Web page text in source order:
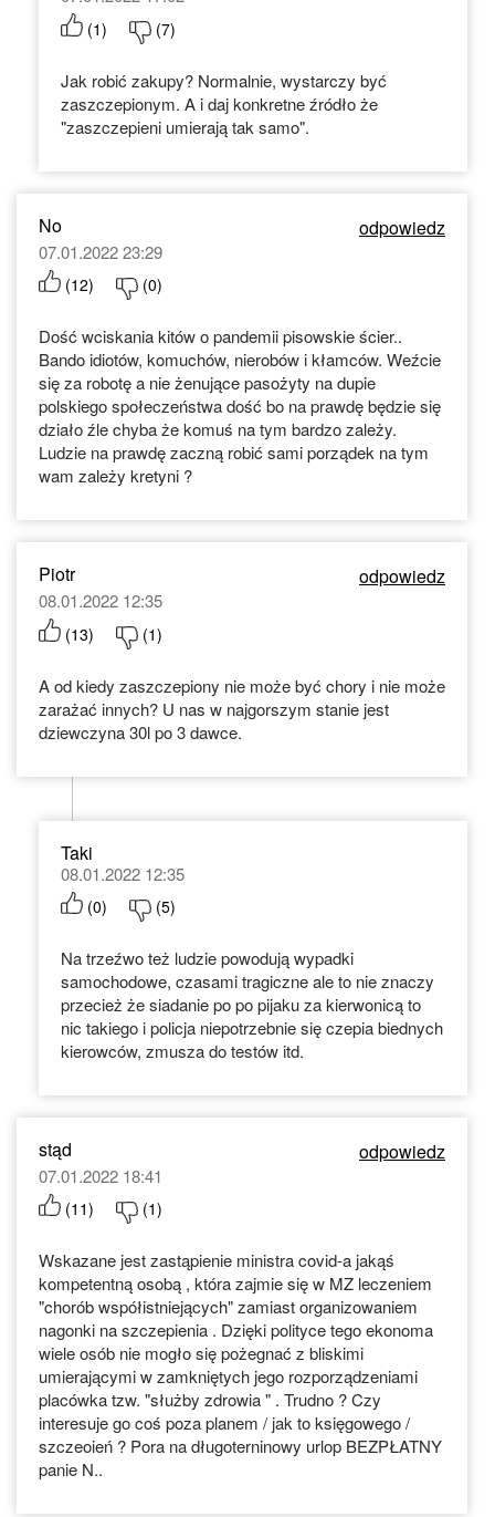
(1) (7)
Jak robić zakupy? Normalnie, wystarczy być
zaszczepionym. A i daj konkretne źródło że
"zaszczepieni umierają tak samo".
No odpowiedz
07.01.2022 23:29
(12) (0)
Dość wciskania kitów o pandemii pisowskie ścier..
Bando idiotów, komuchów, nierobów i kłamców. Weźcie
się za robotę a nie żenujące pasożyty na dupie
polskiego społeczeństwa dość bo na prawdę będzie się
działo źle chyba że komuś na tym bardzo zależy.
Ludzie na prawdę zaczną robić sami porządek na tym
wam zależy kretyni ?
Piotr odpowiedz
08.01.2022 12:35
(13) (1)
A od kiedy zaszczepiony nie może być chory i nie może
zarażać innych? U nas w najgorszym stanie jest
dziewczyna 30l po 3 dawce.
Taki
08.01.2022 12:35
(0) (5)
Na trzeźwo też ludzie powodują wypadki
samochodowe, czasami tragiczne ale to nie znaczy
przecież że siadanie po po pijaku za kierwonicą to
nic takiego i policja niepotrzebnie się czepia biednych
kierowców, zmusza do testów itd.
stąd odpowiedz
07.01.2022 18:41
(11) (1)
Wskazane jest zastąpienie ministra covid-a jakąś
kompetentną osobą , która zajmie się w MZ leczeniem
"chorób współistniejących" zamiast organizowaniem
nagonki na szczepienia . Dzięki polityce tego ekonoma
wiele osób nie mogło się pożegnać z bliskimi
umierającymi w zamkniętych jego rozporządzeniami
placówka tzw. "służby zdrowia " . Trudno ? Czy
interesuje go coś poza planem / jak to księgowego /
szczeoień ? Pora na długoterninowy urlop BEZPŁATNY
panie N..